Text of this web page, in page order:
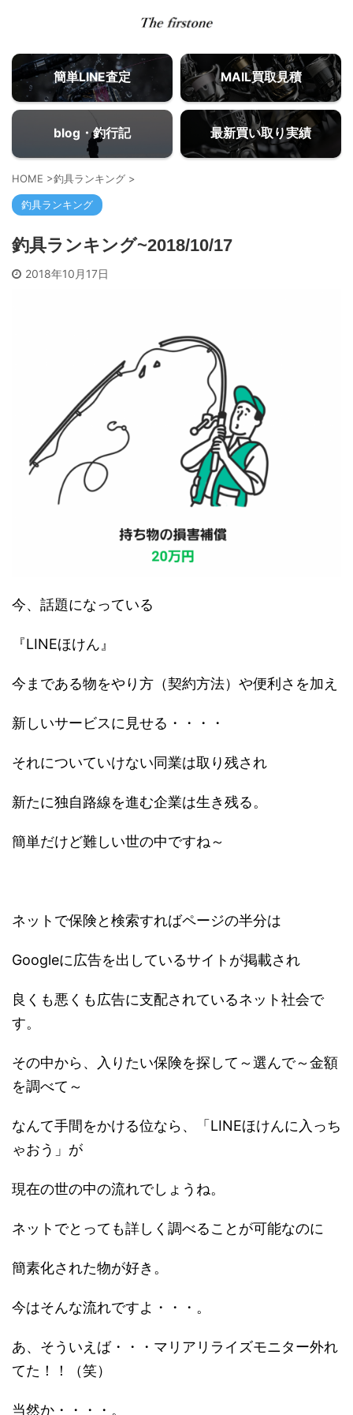
簡単LINE査定 MAIL買取見積
blog・釣行記 最新買い取り実績
HOME >釣具ランキング >
釣具ランキング
釣具ランキング~2018/10/17
2018年10月17日
今、話題になっている
『LINEほけん』
今まである物をやり方（契約方法）や便利さを加え
新しいサービスに見せる・・・・
それについていけない同業は取り残され
新たに独自路線を進む企業は生き残る。
簡単だけど難しい世の中ですね～
ネットで保険と検索すればページの半分は
Googleに広告を出しているサイトが掲載され
良くも悪くも広告に支配されているネット社会で
す。
その中から、入りたい保険を探して～選んで～金額
を調べて～
なんて手間をかける位なら、「LINEほけんに入っち
ゃおう」が
現在の世の中の流れでしょうね。
ネットでとっても詳しく調べることが可能なのに
簡素化された物が好き。
今はそんな流れですよ・・・。
あ、そういえば・・・マリアリライズモニター外れ
てた！！（笑）
当然か・・・・。